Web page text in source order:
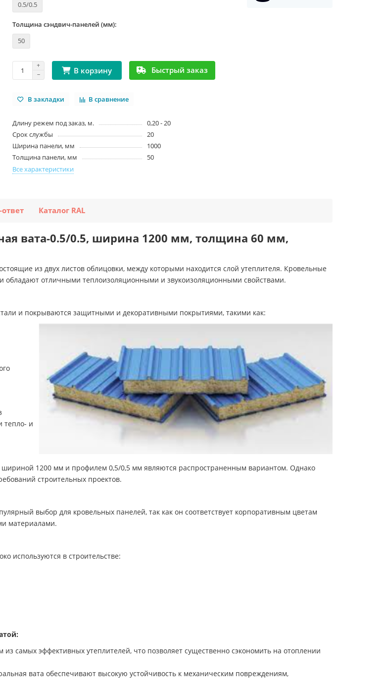
0.5/0.5
Толщина сэндвич-панелей (мм):
50
В корзину Быстрый заказ
В закладки В сравнение
Длину режем под заказ, м.
0,20 - 20
Срок службы
20
Ширина панели, мм
1000
Толщина панели, мм
50
Все характеристики
Каталог RAL
вата-0.5/0.5, ширина 1200 мм, толщина 60 мм,
из двух листов облицовки, между которыми находится слой утеплителя. Кровельные
обладают отличными теплоизоляционными и звукоизоляционными свойствами.
и покрываются защитными и декоративными покрытиями, такими как:
тепло- и
1200 мм и профилем 0,5/0,5 мм являются распространенным вариантом. Однако
строительных проектов.
выбор для кровельных панелей, так как он соответствует корпоративным цветам
материалами.
используются в строительстве:
самых эффективных утеплителей, что позволяет существенно сэкономить на отоплении
вата обеспечивают высокую устойчивость к механическим повреждениям,